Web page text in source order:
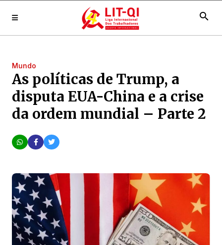
search
Mundo
As políticas de Trump, a
disputa EUA-China e a crise
da ordem mundial – Parte 2